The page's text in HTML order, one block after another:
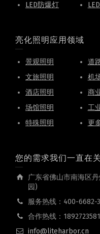
LED防爆灯
亮化照明应用领域
景观照明 道
文旅照明
机
酒店照明
商
场馆照明
工
特殊照明
更
您的需求我们一直在
广东省佛山市南海区
园)
服务热线：400-6682-
合作热线：
info@liteharbor.cn